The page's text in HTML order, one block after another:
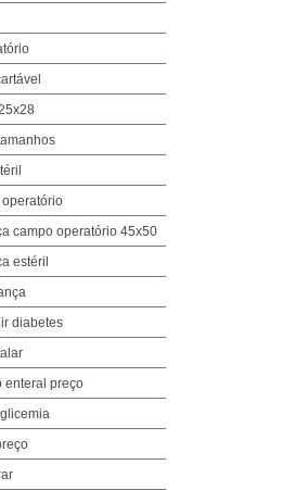
campo operatório 45x50
estéril
diabetes
enteral preço